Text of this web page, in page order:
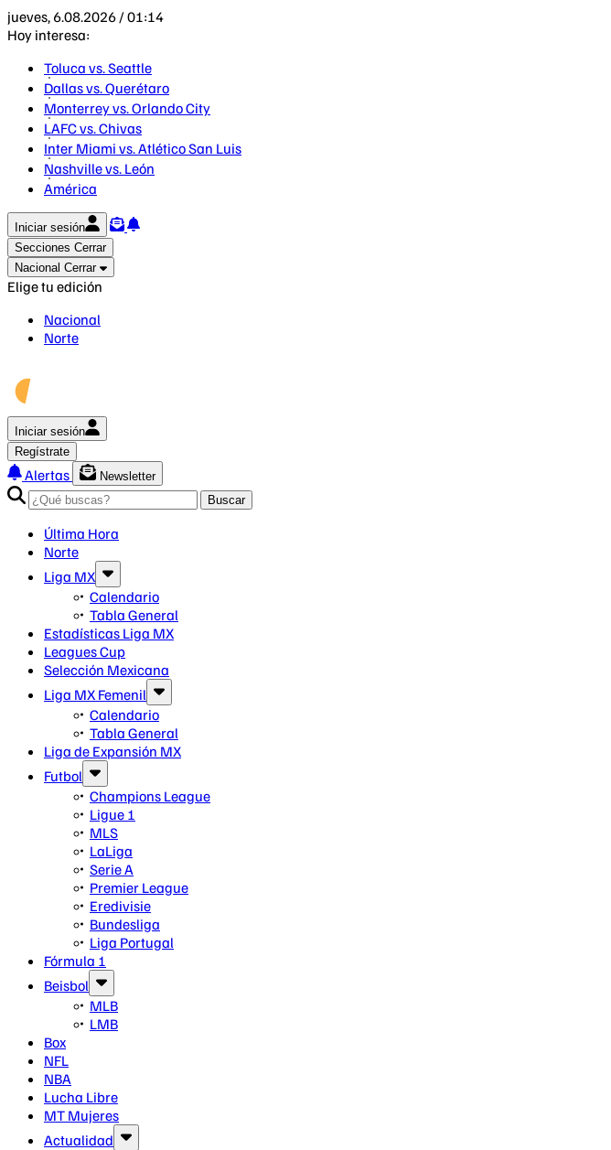
jueves, 6.08.2026 / 01:14
Hoy interesa:
Toluca vs. Seattle
Dallas vs. Querétaro
Monterrey vs. Orlando City
LAFC vs. Chivas
Inter Miami vs. Atlético San Luis
Nashville vs. León
América
Iniciar sesión
Secciones Cerrar
Nacional Cerrar
Elige tu edición
Nacional
Norte
Iniciar sesión
Regístrate
Alertas
Newsletter
Buscar
Última Hora
Norte
Liga MX
Calendario
Tabla General
Estadísticas Liga MX
Leagues Cup
Selección Mexicana
Liga MX Femenil
Calendario
Tabla General
Liga de Expansión MX
Futbol
Champions League
Ligue 1
MLS
LaLiga
Serie A
Premier League
Eredivisie
Bundesliga
Liga Portugal
Fórmula 1
Beisbol
MLB
LMB
Box
NFL
NBA
Lucha Libre
MT Mujeres
Actualidad